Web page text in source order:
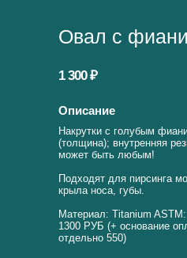
Овал с
Описание
Накрутки с голубым
(толщина); внутренняя
может быть любым!
Подходят для пирсинга
крыла носа, губы.
Материал: Titanium
1300 РУБ (+ основание
отдельно 550)
1 300 ₽